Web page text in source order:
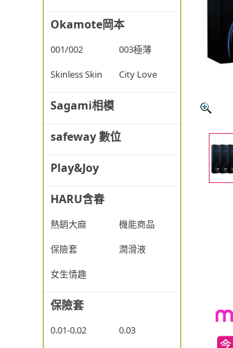
Okamote岡本
001/002
003極薄
Skinless Skin
City Love
Sagami相模
safeway 數位
Play&Joy
HARU含春
熱銷大麻
機能商品
保險套
潤滑液
女生情趣
保險套
0.01-0.02
0.03